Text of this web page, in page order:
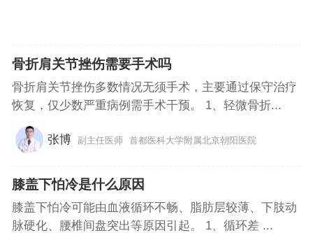
骨折肩关节挫伤需要手术吗
骨折肩关节挫伤多数情况无须手术，主要通过保守治疗
恢复，仅少数严重病例需手术干预。 1、轻微骨折...
张博 副主任医师 首都医科大学附属北京朝阳医院
膝盖下怕冷是什么原因
膝盖下怕冷可能由血液循环不畅、脂肪层较薄、下肢动
脉硬化、腰椎间盘突出等原因引起。 1、循环差 ...